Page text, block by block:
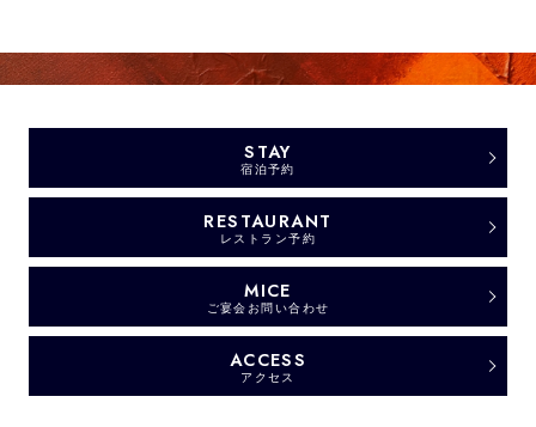
STAY
宿泊予約
RESTAURANT
レストラン予約
MICE
ご宴会お問い合わせ
ACCESS
アクセス